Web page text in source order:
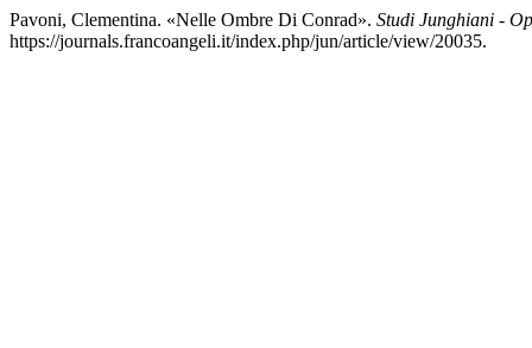
Pavoni, Clementina. «Nelle Ombre Di Conrad». Studi Junghiani -
https://journals.francoangeli.it/index.php/jun/article/view/20035.